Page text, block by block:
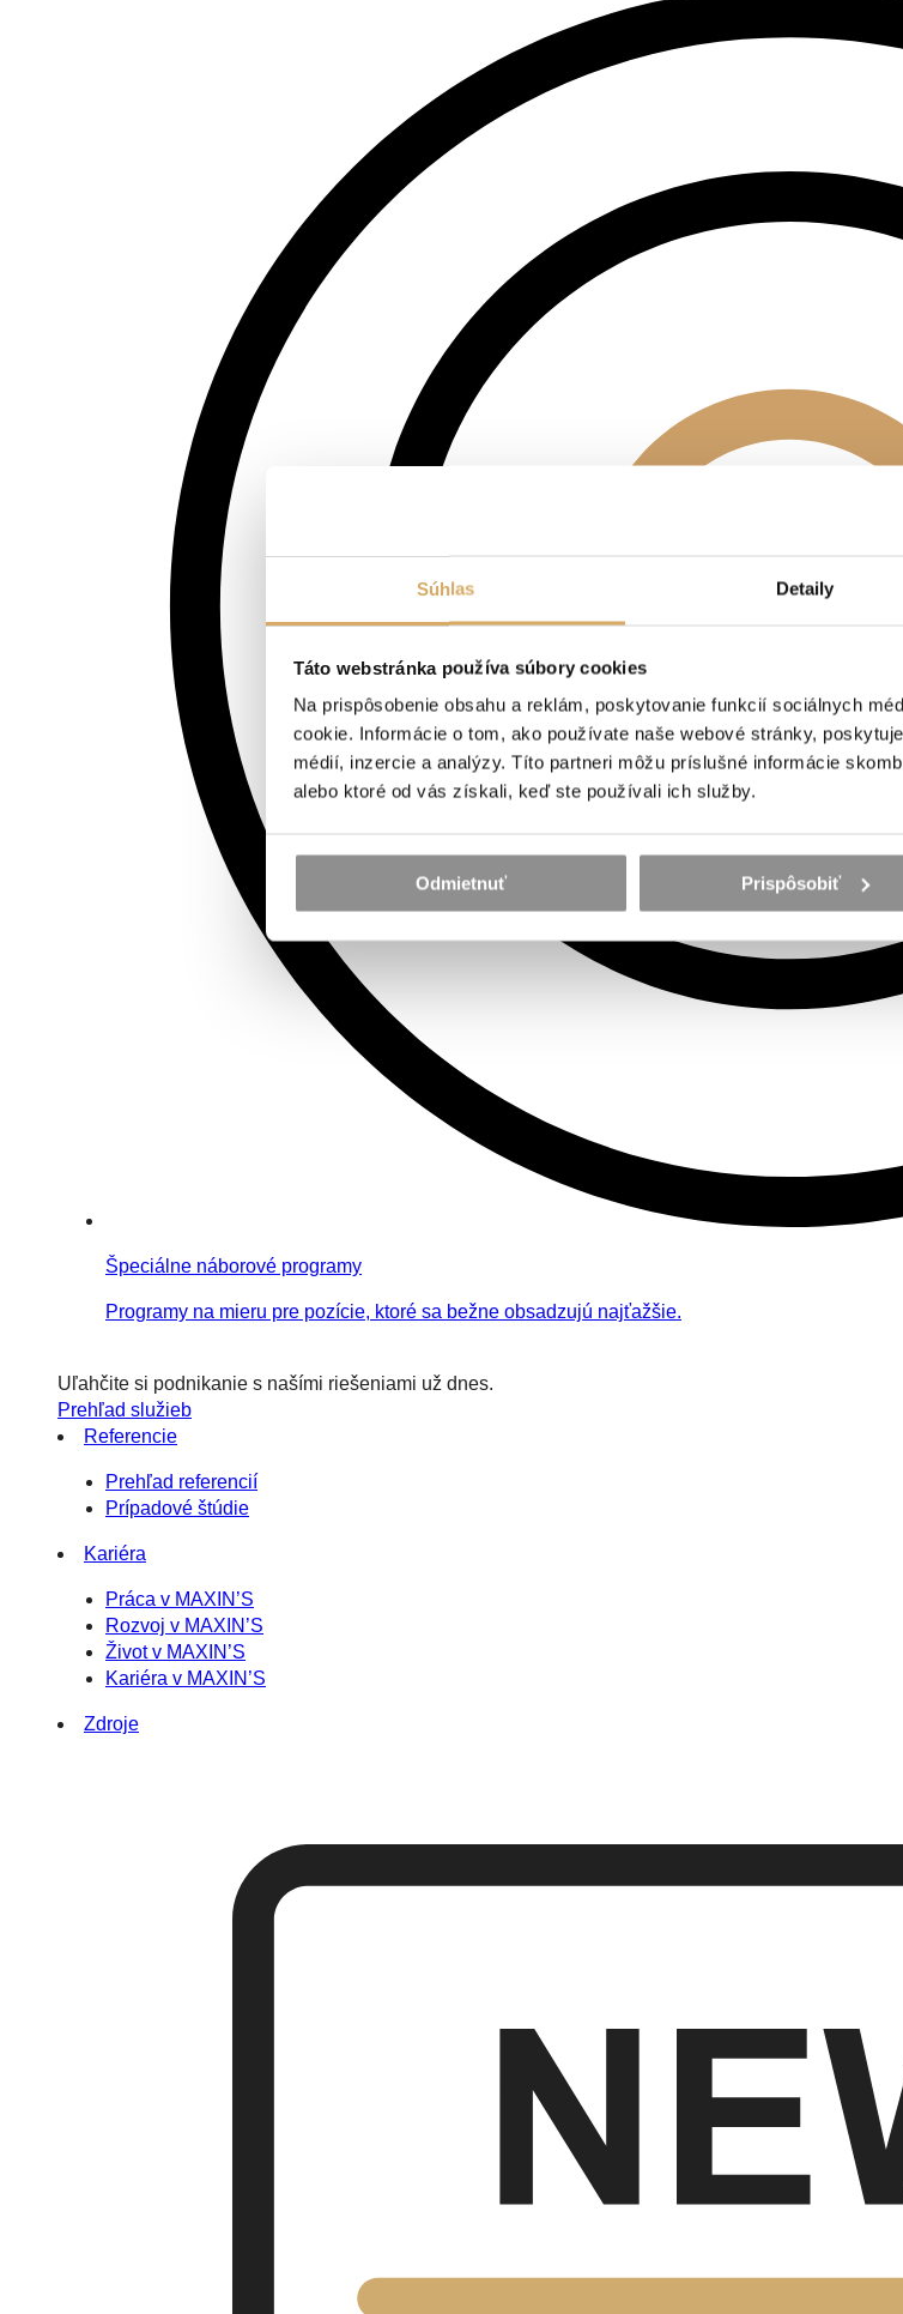
Súhlas Detaily
Táto webstránka používa súbory cookies
Na prispôsobenie obsahu a reklám, poskytovanie funkcií sociálnych
cookie. Informácie o tom, ako používate naše webové stránky,
médií, inzercie a analýzy. Títo partneri môžu príslušné informácie
alebo ktoré od vás získali, keď ste používali ich služby.
Odmietnuť Prispôsobiť
Špeciálne náborové programy
Programy na mieru pre pozície, ktoré sa bežne obsadzujú najťažšie.
Uľahčite si podnikanie s našími riešeniami už dnes.
Prehľad služieb
Referencie
Prehľad referencií
Prípadové štúdie
Kariéra
Práca v MAXIN’S
Rozvoj v MAXIN’S
Život v MAXIN’S
Kariéra v MAXIN’S
Zdroje